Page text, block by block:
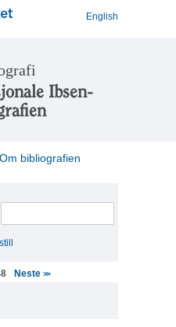
English
Ibsen-
Om bibliografien
Neste >>